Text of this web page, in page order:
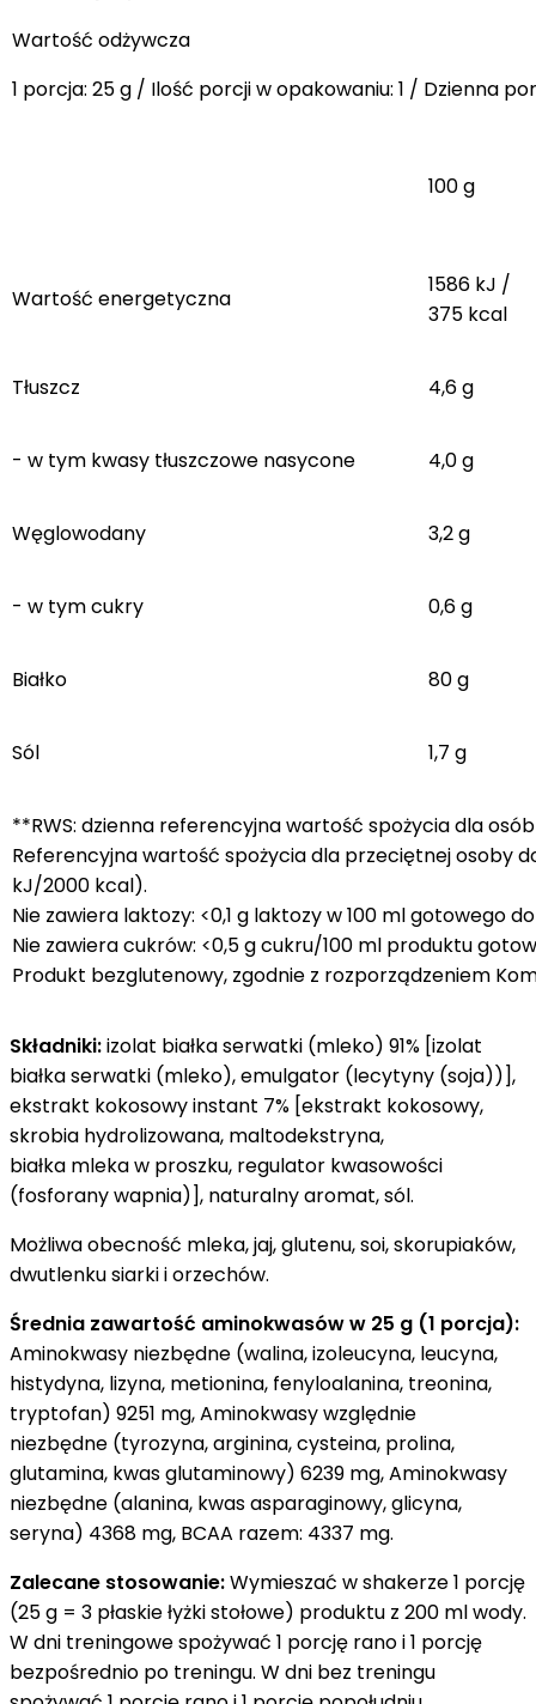
Wartość odżywcza
1 porcja: 25 g / Ilość porcji w opakowaniu: 1 / Dzienna
100 g
Wartość energetyczna
1586 kJ /
375 kcal
Tłuszcz 4,6 g
- w tym kwasy tłuszczowe nasycone 4,0 g
Węglowodany 3,2 g
- w tym cukry 0,6 g
Białko 80 g
Sól 1,7 g
**RWS: dzienna referencyjna wartość spożycia dla
Referencyjna wartość spożycia dla przeciętnej osoby
kJ/2000 kcal).
Nie zawiera laktozy: <0,1 g laktozy w 100 ml gotowego
Nie zawiera cukrów: <0,5 g cukru/100 ml produktu
Produkt bezglutenowy, zgodnie z rozporządzeniem
Składniki:izolat białka serwatki (mleko) 91% [izolat
białka serwatki (mleko), emulgator (lecytyny (soja))],
ekstrakt kokosowy instant 7% [ekstrakt kokosowy,
skrobia hydrolizowana, maltodekstryna,
białka mleka w proszku, regulator kwasowości
(fosforany wapnia)], naturalny aromat, sól.
Możliwa obecność mleka, jaj, glutenu, soi, skorupiaków,
dwutlenku siarki i orzechów.
Średnia zawartość aminokwasów w 25 g (1 porcja):
Aminokwasy niezbędne (walina, izoleucyna, leucyna,
histydyna, lizyna, metionina, fenyloalanina, treonina,
tryptofan) 9251 mg, Aminokwasy względnie
niezbędne (tyrozyna, arginina, cysteina, prolina,
glutamina, kwas glutaminowy) 6239 mg, Aminokwasy
niezbędne (alanina, kwas asparaginowy, glicyna,
seryna) 4368 mg, BCAA razem: 4337 mg.
Zalecane stosowanie:Wymieszać w shakerze 1 porcję
(25 g = 3 płaskie łyżki stołowe) produktu z 200 ml wody.
W dni treningowe spożywać 1 porcję rano i 1 porcję
bezpośrednio po treningu. W dni bez treningu